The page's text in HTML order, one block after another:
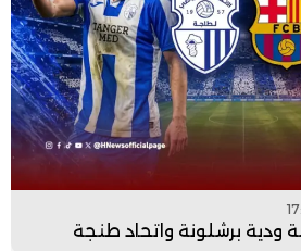
ودية برشلونة واتحاد طنجة